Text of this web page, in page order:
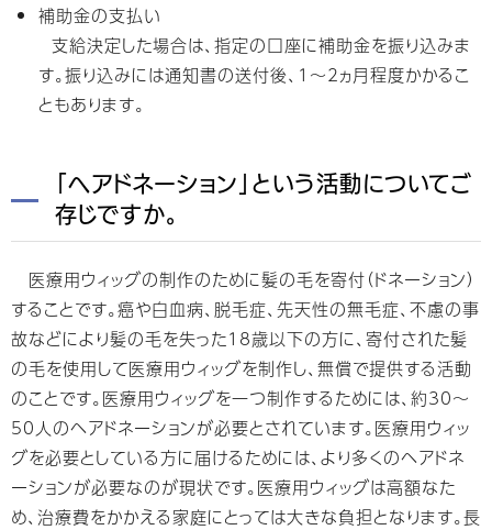
補助金の支払い
支給決定した場合は、指定の口座に補助金を振り込みま
す。振り込みには通知書の送付後、1～2ヵ月程度かかるこ
ともあります。
「ヘアドネーション」という活動についてご
存じですか。
医療用ウィッグの制作のために髪の毛を寄付（ドネーション）
することです。癌や白血病、脱毛症、先天性の無毛症、不慮の事
故などにより髪の毛を失った18歳以下の方に、寄付された髪
の毛を使用して医療用ウィッグを制作し、無償で提供する活動
のことです。医療用ウィッグを一つ制作するためには、約30～
50人のヘアドネーションが必要とされています。医療用ウィッ
グを必要としている方に届けるためには、より多くのヘアドネ
ーションが必要なのが現状です。医療用ウィッグは高額なた
め、治療費をかかえる家庭にとっては大きな負担となります。長